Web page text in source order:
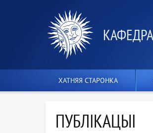
ХАТНЯЯ СТАРОНКА
ПУБЛІКАЦЫІ